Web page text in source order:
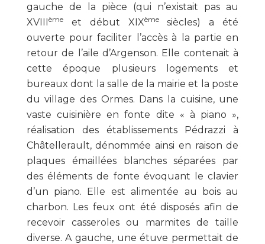
gauche de la pièce (qui n’existait pas au
XVIIIèmeet début XIXèmesiècles) a été
ouverte pour faciliter l’accès à la partie en
retour de l’aile d’Argenson. Elle contenait à
cette époque plusieurs logements et
bureaux dont la salle de la mairie et la poste
du village des Ormes. Dans la cuisine, une
vaste cuisinière en fonte dite « à piano »,
réalisation des établissements Pédrazzi à
Châtellerault, dénommée ainsi en raison de
plaques émaillées blanches séparées par
des éléments de fonte évoquant le clavier
d’un piano. Elle est alimentée au bois au
charbon. Les feux ont été disposés afin de
recevoir casseroles ou marmites de taille
diverse. A gauche, une étuve permettait de